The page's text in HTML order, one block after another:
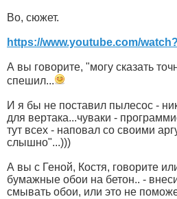
Во, сюжет.
https://www.youtube.com/
А вы говорите, "могу сказать
спешил...
И я бы не поставил пылесос -
для вертака...чуваки -
тут всех - наповал со своими
слышно"...)))
А вы с Геной, Костя, говорите
бумажные обои на бетон.. -
смывать обои, или это не